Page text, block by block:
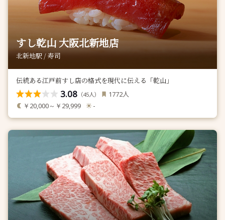
すし乾山 大阪北新地店
北新地駅 / 寿司
伝統ある江戸前すし店の格式を現代に伝える「乾山」
3.08 （45人） 1772人
￥20,000～￥29,999 -